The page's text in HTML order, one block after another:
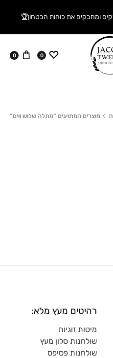
ומחבקים את כוחות הבטחון🏆
ווישליסט
0 עגלה
0
מוצרים המתויגים “מתלה שלוש ווים”
רהיטים מעץ מלא:
מיטות זוגיות
שולחנות סלון מעץ
שולחנות פסיפס